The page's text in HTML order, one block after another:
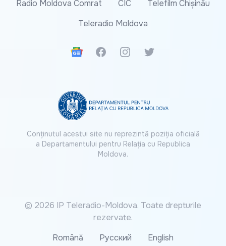
Radio Moldova Comrat
CIC
Telefilm Chișinău
Teleradio Moldova
Google News
FacebookInstagramTwitter
Conținutul acestui site nu reprezintă poziția oficială
a Departamentului pentru Relația cu Republica
Moldova.
© 2026 IP Teleradio-Moldova. Toate drepturile
rezervate.
Română
Русский English